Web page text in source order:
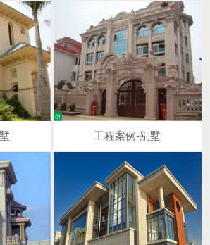
工程案例-别墅